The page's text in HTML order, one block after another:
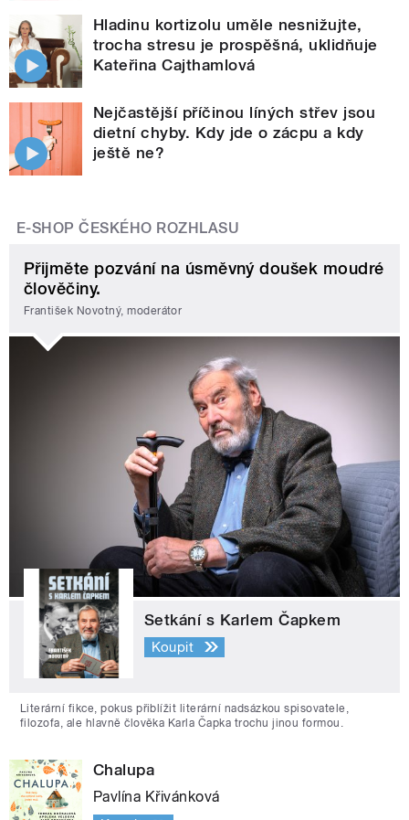
Hladinu kortizolu uměle nesnižujte,
trocha stresu je prospěšná, uklidňuje
Kateřina Cajthamlová
Nejčastější příčinou líných střev jsou
dietní chyby. Kdy jde o zácpu a kdy
ještě ne?
E-SHOP ČESKÉHO ROZHLASU
Přijměte pozvání na úsměvný doušek moudré
člověčiny.
František Novotný, moderátor
Setkání s Karlem Čapkem
Koupit
Literární fikce, pokus přiblížit literární nadsázkou spisovatele,
filozofa, ale hlavně člověka Karla Čapka trochu jinou formou.
Chalupa
Pavlína Křivánková